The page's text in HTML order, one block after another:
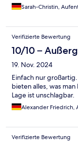
Sarah-Christin,
Verifizierte Bewertung
10/10 –
19. Nov. 2024
Einfach nur
bieten alles, was
Lage ist unschlagbar.
Alexander Friedrich,
Verifizierte Bewertung